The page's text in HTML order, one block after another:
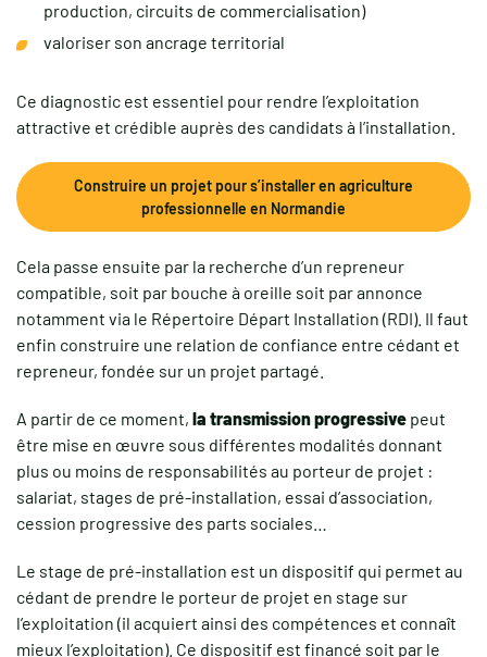
production, circuits de commercialisation)
valoriser son ancrage territorial
Ce diagnostic est essentiel pour rendre l’exploitation
attractive et crédible auprès des candidats à l’installation.
Construire un projet pour s’installer en agriculture
professionnelle en Normandie
Cela passe ensuite par la recherche d’un repreneur
compatible, soit par bouche à oreille soit par annonce
notamment via le Répertoire Départ Installation (RDI). Il faut
enfin construire une relation de confiance entre cédant et
repreneur, fondée sur un projet partagé.
A partir de ce moment, la transmission progressive peut
être mise en œuvre sous différentes modalités donnant
plus ou moins de responsabilités au porteur de projet :
salariat, stages de pré-installation, essai d’association,
cession progressive des parts sociales…
Le stage de pré-installation est un dispositif qui permet au
cédant de prendre le porteur de projet en stage sur
l’exploitation (il acquiert ainsi des compétences et connaît
mieux l’exploitation). Ce dispositif est financé soit par le